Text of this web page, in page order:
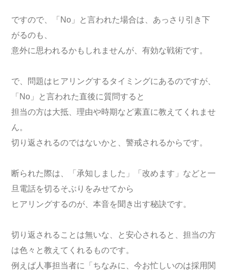
ですので、「No」と言われた場合は、あっさり引き下
がるのも、
意外に思われるかもしれませんが、有効な戦術です。
で、問題はヒアリングするタイミングにあるのですが、
「No」と言われた直後に質問すると
担当の方は大抵、理由や時期など素直に教えてくれませ
ん。
切り返されるのではないかと、警戒されるからです。
断られた際は、「承知しました」「改めます」などと一
旦電話を切るそぶりをみせてから
ヒアリングするのが、本音を聞き出す秘訣です。
切り返されることは無いな、と安心されると、担当の方
は色々と教えてくれるものです。
例えば人事担当者に「ちなみに、今お忙しいのは採用関